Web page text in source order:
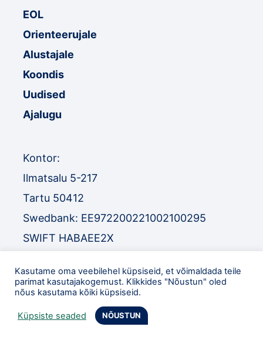
EOL
Orienteerujale
Alustajale
Koondis
Uudised
Ajalugu
Kontor:
Ilmatsalu 5-217
Tartu 50412
Swedbank: EE972200221002100295
SWIFT HABAEE2X
SWIFT EEUHEE2X
TEL:+372 52 32 977
eol@orienteerumine.ee
Kasutame oma veebilehel küpsiseid, et võimaldada teile
parimat kasutajakogemust. Klikkides "Nõustun" oled
nõus kasutama kõiki küpsiseid.
Küpsiste seaded NÕUSTUN